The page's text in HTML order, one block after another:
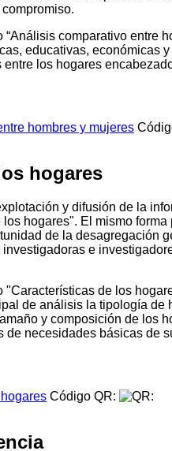
“Análisis comparativo entre
educativas, económicas
los hogares
hombres y mujeres
hogares
y difusión de la
hogares". El mismo
de la desagregación
e
"Características de los
de análisis la tipología
y composición de los
de necesidades básicas de
Código QR: